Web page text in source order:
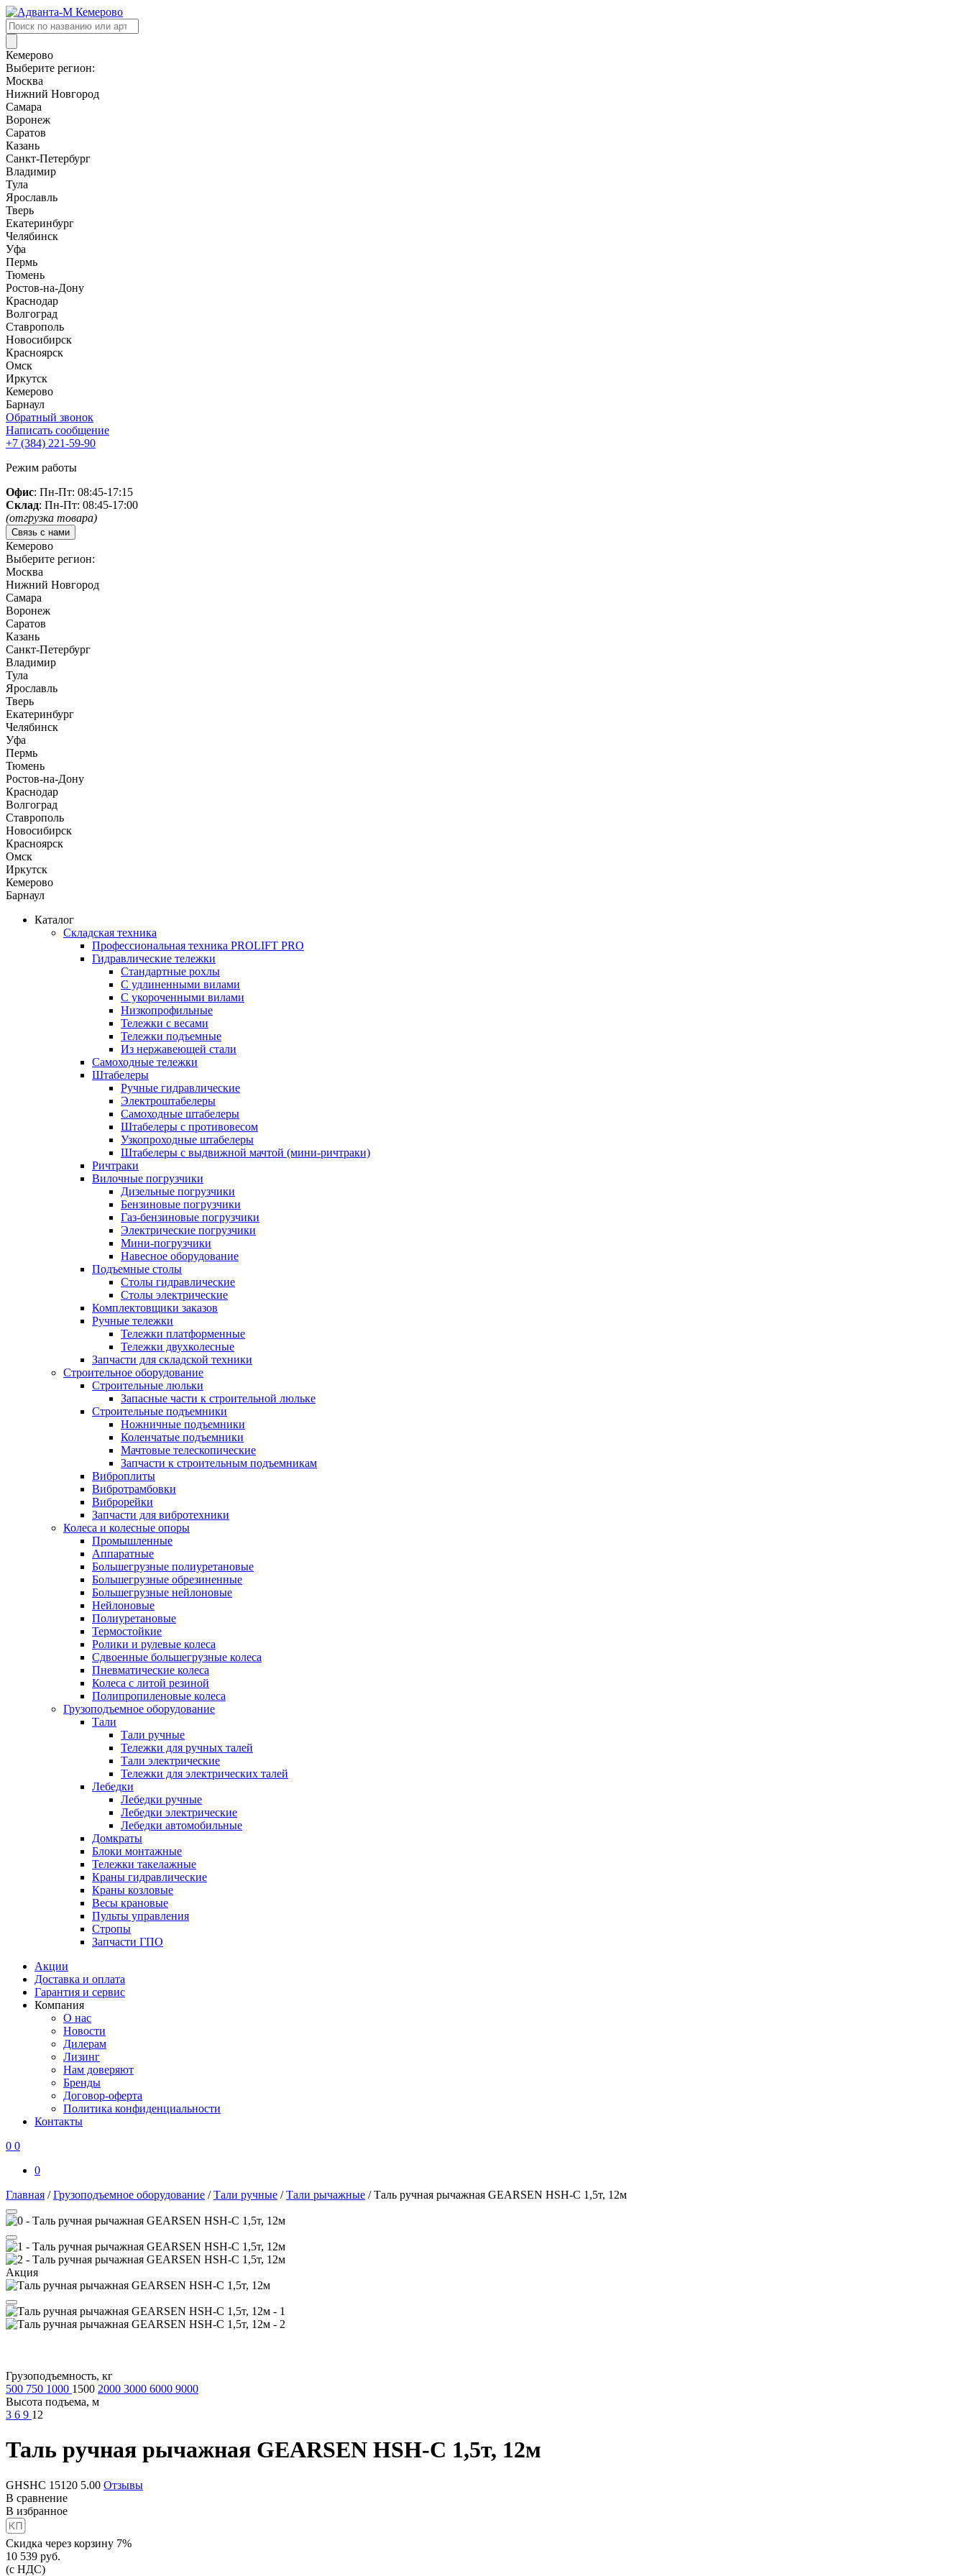
Поиск
товаров
Кемерово
Выберите регион:
Москва
Нижний Новгород
Самара
Воронеж
Саратов
Казань
Санкт-Петербург
Владимир
Тула
Ярославль
Тверь
Екатеринбург
Челябинск
Уфа
Пермь
Тюмень
Ростов-на-Дону
Краснодар
Волгоград
Ставрополь
Новосибирск
Красноярск
Омск
Иркутск
Кемерово
Барнаул
Обратный звонок
Написать сообщение
+7 (384) 221-59-90
Режим работы
Офис: Пн-Пт: 08:45-17:15
Склад: Пн-Пт: 08:45-17:00
(отгрузка товара)
Связь с нами
Кемерово
Выберите регион:
Москва
Нижний Новгород
Самара
Воронеж
Саратов
Казань
Санкт-Петербург
Владимир
Тула
Ярославль
Тверь
Екатеринбург
Челябинск
Уфа
Пермь
Тюмень
Ростов-на-Дону
Краснодар
Волгоград
Ставрополь
Новосибирск
Красноярск
Омск
Иркутск
Кемерово
Барнаул
Каталог
Складская техника
Профессиональная техника PROLIFT PRO
Гидравлические тележки
Стандартные рохлы
С удлиненными вилами
С укороченными вилами
Низкопрофильные
Тележки с весами
Тележки подъемные
Из нержавеющей стали
Самоходные тележки
Штабелеры
Ручные гидравлические
Электроштабелеры
Самоходные штабелеры
Штабелеры с противовесом
Узкопроходные штабелеры
Штабелеры с выдвижной мачтой (мини-ричтраки)
Ричтраки
Вилочные погрузчики
Дизельные погрузчики
Бензиновые погрузчики
Газ-бензиновые погрузчики
Электрические погрузчики
Мини-погрузчики
Навесное оборудование
Подъемные столы
Столы гидравлические
Столы электрические
Комплектовщики заказов
Ручные тележки
Тележки платформенные
Тележки двухколесные
Запчасти для складской техники
Строительное оборудование
Строительные люльки
Запасные части к строительной люльке
Строительные подъемники
Ножничные подъемники
Коленчатые подъемники
Мачтовые телескопические
Запчасти к строительным подъемникам
Виброплиты
Вибротрамбовки
Виброрейки
Запчасти для вибротехники
Колеса и колесные опоры
Промышленные
Аппаратные
Большегрузные полиуретановые
Большегрузные обрезиненные
Большегрузные нейлоновые
Нейлоновые
Полиуретановые
Термостойкие
Ролики и рулевые колеса
Сдвоенные большегрузные колеса
Пневматические колеса
Колеса с литой резиной
Полипропиленовые колеса
Грузоподъемное оборудование
Тали
Тали ручные
Тележки для ручных талей
Тали электрические
Тележки для электрических талей
Лебедки
Лебедки ручные
Лебедки электрические
Лебедки автомобильные
Домкраты
Блоки монтажные
Тележки такелажные
Краны гидравлические
Краны козловые
Весы крановые
Пульты управления
Стропы
Запчасти ГПО
Акции
Доставка и оплата
Гарантия и сервис
Компания
О нас
Новости
Дилерам
Лизинг
Нам доверяют
Бренды
Договор-оферта
Политика конфиденциальности
Контакты
0 0
0
Главная /Грузоподъемное оборудование /Тали ручные /Тали рычажные /Таль ручная рычажная GEARSEN HSH-C 1,5т, 12м
Акция
Грузоподъемность, кг
500 750 1000 1500 2000 3000 6000 9000
Высота подъема, м
3 6 9 12
Таль ручная рычажная GEARSEN HSH-C 1,5т, 12м
GHSHC 15120 5.00 Отзывы
В сравнение
В избранное
Скидка через корзину 7%
10 539 руб.
(с НДС)